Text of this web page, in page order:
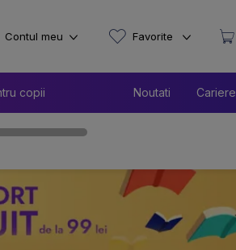
copii Noutati Cariere
Contul meu Favorite